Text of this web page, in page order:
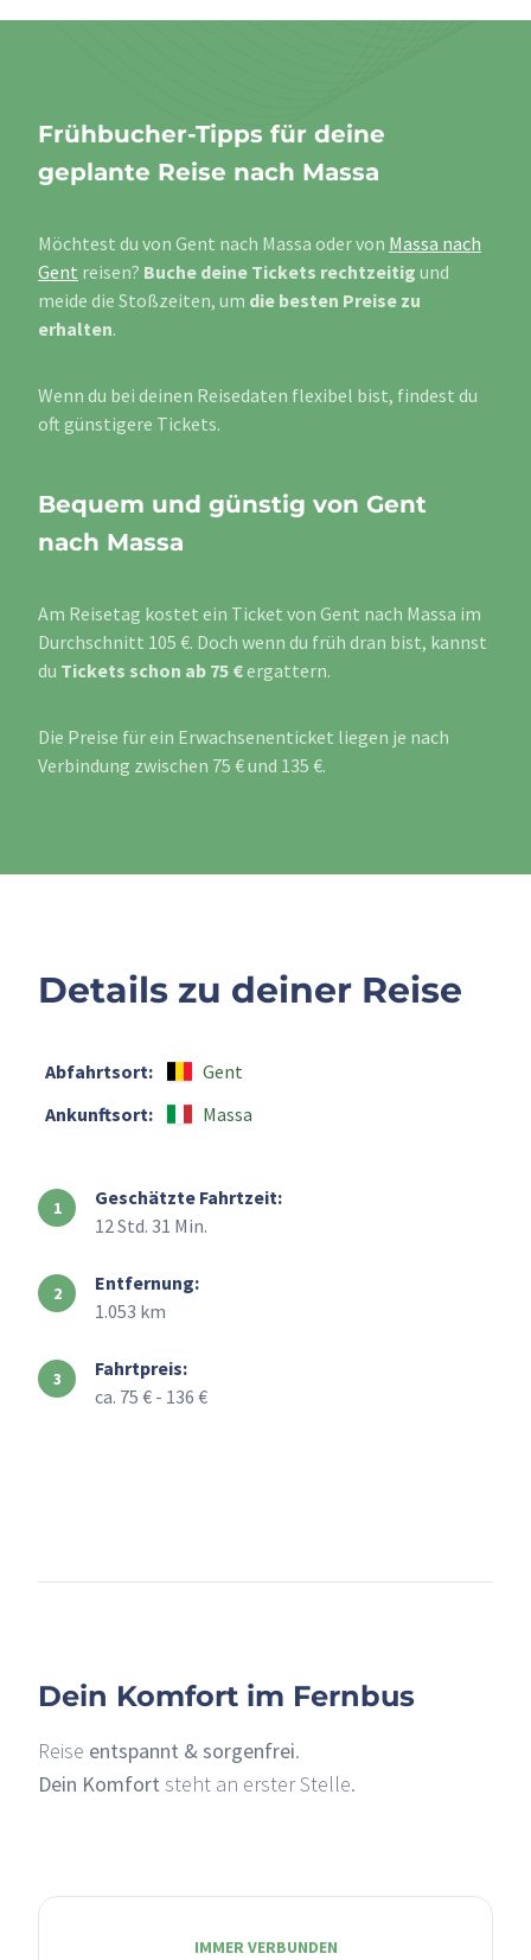
Frühbucher-Tipps für deine
geplante Reise nach Massa
Möchtest du von Gent nach Massa oder von Massa nach
Gent reisen? Buche deine Tickets rechtzeitig und
meide die Stoßzeiten, um die besten Preise zu
erhalten.
Wenn du bei deinen Reisedaten flexibel bist, findest du
oft günstigere Tickets.
Bequem und günstig von Gent
nach Massa
Am Reisetag kostet ein Ticket von Gent nach Massa im
Durchschnitt 105 €. Doch wenn du früh dran bist, kannst
du Tickets schon ab 75 €ergattern.
Die Preise für ein Erwachsenenticket liegen je nach
Verbindung zwischen 75 € und 135 €.
Details zu deiner Reise
Abfahrtsort:
Gent
Ankunftsort:
Massa
Geschätzte Fahrtzeit:
12 Std. 31 Min.
Entfernung:
1.053 km
Fahrtpreis:
ca. 75 € - 136 €
Dein Komfort im Fernbus
Reise entspannt & sorgenfrei.
Dein Komfort steht an erster Stelle.
IMMER VERBUNDEN